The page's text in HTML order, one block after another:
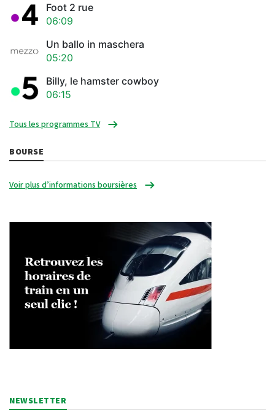
Foot 2 rue
06:09
Un ballo in maschera
05:20
Billy, le hamster cowboy
06:15
Tous les programmes TV
BOURSE
Voir plus d’informations boursières
NEWSLETTER